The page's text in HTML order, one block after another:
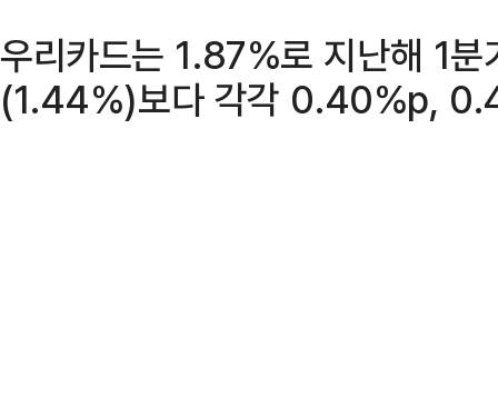
우리카드는 1.87%로 지난해 1
(1.44%)보다 각각 0.40%p,